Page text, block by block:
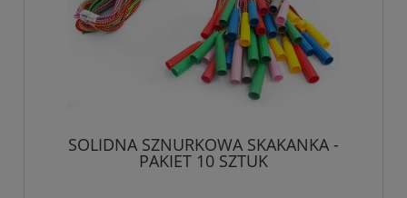
SOLIDNA SZNURKOWA SKAKANKA -
PAKIET 10 SZTUK